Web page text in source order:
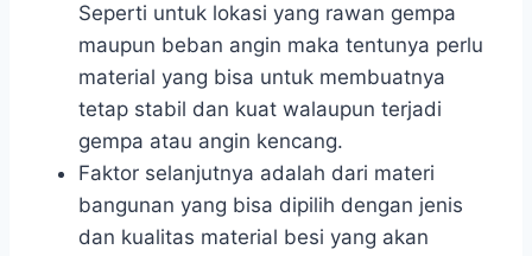
Seperti untuk lokasi yang rawan gempa
maupun beban angin maka tentunya perlu
material yang bisa untuk membuatnya
tetap stabil dan kuat walaupun terjadi
gempa atau angin kencang.
Faktor selanjutnya adalah dari materi
bangunan yang bisa dipilih dengan jenis
dan kualitas material besi yang akan